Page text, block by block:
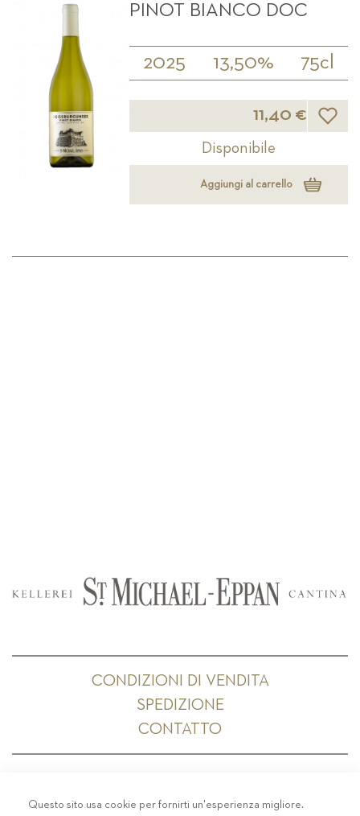
PINOT BIANCO DOC
2025 13,50% 75cl
11,40 €
Disponibile
Aggiungi al carrello
CONDIZIONI DI VENDITA
SPEDIZIONE
CONTATTO
PRIVACY-COLOPHON - COOKIE POLICY
Questo sito usa cookie per fornirti un'esperienza migliore.